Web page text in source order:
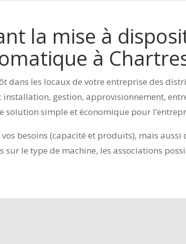
la mise à
à
dans les locaux de votre entreprise des
gestion, approvisionnement,
solution simple et économique pour
besoins (capacité et produits), mais aussi
sur le type de machine, les associations